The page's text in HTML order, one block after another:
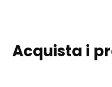
Acquista i